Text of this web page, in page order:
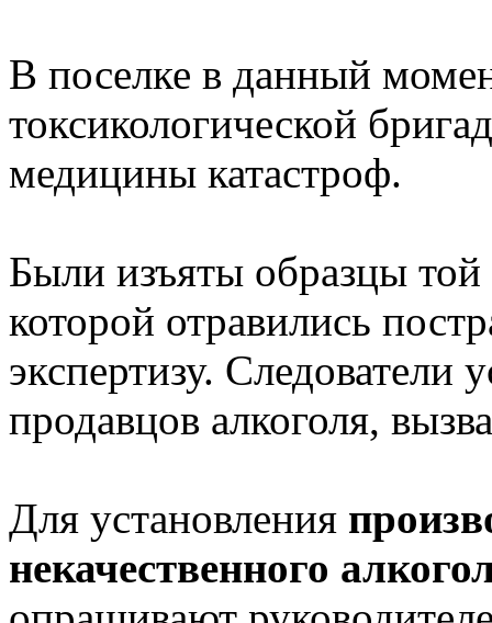
В поселке в данный
токсикологической
медицины катастроф.
Были изъяты образцы той
которой отравились
экспертизу. Следователи
продавцов алкоголя,
Для установления
некачественного